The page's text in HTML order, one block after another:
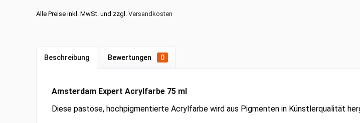
Alle Preise inkl. MwSt. und zzgl. Versandkosten
Beschreibung Bewertungen 0
Amsterdam Expert Acrylfarbe 75 ml
Diese pastöse, hochpigmentierte Acrylfarbe wird aus Pigmenten in Künstlerqualität